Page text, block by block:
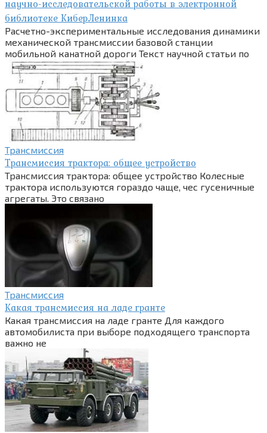
научно-исследовательской работы в электронной
библиотеке КиберЛенинка
Расчетно-экспериментальные исследования динамики
механической трансмиссии базовой станции
мобильной канатной дороги Текст научной статьи по
Трансмиссия
Трансмиссия трактора: общее устройство
Трансмиссия трактора: общее устройство Колесные
трактора используются гораздо чаще, чес гусеничные
агрегаты. Это связано
Трансмиссия
Какая трансмиссия на ладе гранте
Какая трансмиссия на ладе гранте Для каждого
автомобилиста при выборе подходящего транспорта
важно не